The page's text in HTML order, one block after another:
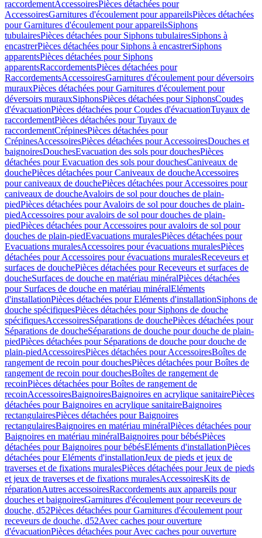
raccordementAccessoiresPièces détachées pour
AccessoiresGarnitures d'écoulement pour appareilsPièces détachées
pour Garnitures d'écoulement pour appareilsSiphons
tubulairesPièces détachées pour Siphons tubulairesSiphons à
encastrerPièces détachées pour Siphons à encastrerSiphons
apparentsPièces détachées pour Siphons
apparentsRaccordementsPièces détachées pour
RaccordementsAccessoiresGarnitures d'écoulement pour déversoirs
murauxPièces détachées pour Garnitures d'écoulement pour
déversoirs murauxSiphonsPièces détachées pour SiphonsCoudes
d'évacuationPièces détachées pour Coudes d'évacuationTuyaux de
raccordementPièces détachées pour Tuyaux de
raccordementCrépinesPièces détachées pour
CrépinesAccessoiresPièces détachées pour AccessoiresDouches et
baignoiresDouchesEvacuation des sols pour douchesPièces
détachées pour Evacuation des sols pour douchesCaniveaux de
douchePièces détachées pour Caniveaux de doucheAccessoires
pour caniveaux de douchePièces détachées pour Accessoires pour
caniveaux de doucheAvaloirs de sol pour douches de plain-
piedPièces détachées pour Avaloirs de sol pour douches de plain-
piedAccessoires pour avaloirs de sol pour douches de plain-
piedPièces détachées pour Accessoires pour avaloirs de sol pour
douches de plain-piedEvacuations muralesPièces détachées pour
Evacuations muralesAccessoires pour évacuations muralesPièces
détachées pour Accessoires pour évacuations muralesReceveurs et
surfaces de douchePièces détachées pour Receveurs et surfaces de
doucheSurfaces de douche en matériau minéralPièces détachées
pour Surfaces de douche en matériau minéralEléments
d'installationPièces détachées pour Eléments d'installationSiphons de
douche spécifiquesPièces détachées pour Siphons de douche
spécifiquesAccessoiresSéparations de douchePièces détachées pour
Séparations de doucheSéparations de douche pour douche de plain-
piedPièces détachées pour Séparations de douche pour douche de
plain-piedAccessoiresPièces détachées pour AccessoiresBoîtes de
rangement de recoin pour douchesPièces détachées pour Boîtes de
rangement de recoin pour douchesBoîtes de rangement de
recoinPièces détachées pour Boîtes de rangement de
recoinAccessoiresBaignoiresBaignoires en acrylique sanitairePièces
détachées pour Baignoires en acrylique sanitaireBaignoires
rectangulairesPièces détachées pour Baignoires
rectangulairesBaignoires en matériau minéralPièces détachées pour
Baignoires en matériau minéralBaignoires pour bébésPièces
détachées pour Baignoires pour bébésEléments d'installationPièces
détachées pour Eléments d'installationJeux de pieds et jeux de
traverses et de fixations muralesPièces détachées pour Jeux de pieds
et jeux de traverses et de fixations muralesAccessoiresKits de
réparationAutres accessoiresRaccordements aux appareils pour
douches et baignoiresGarnitures d'écoulement pour receveurs de
douche, d52Pièces détachées pour Garnitures d'écoulement pour
receveurs de douche, d52Avec caches pour ouverture
d'évacuationPièces détachées pour Avec caches pour ouverture